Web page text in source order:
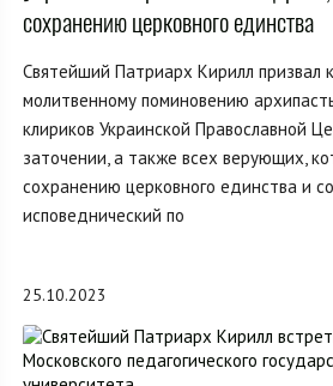
сохранению церковного единства
Святейший Патриарх Кирилл призвал
молитвенному поминовению
клириков Украинской Православной
заточении, а также всех верующих,
сохранению церковного единства и
исповеднический по
25.10.2023